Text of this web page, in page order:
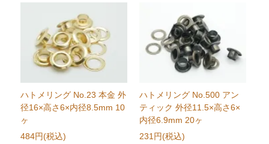
ハトメリング No.23 本金 外
径16×高さ6×内径8.5mm 10
ヶ
484円(税込)
ハトメリング No.500 アン
ティック 外径11.5×高さ6×
内径6.9mm 20ヶ
231円(税込)